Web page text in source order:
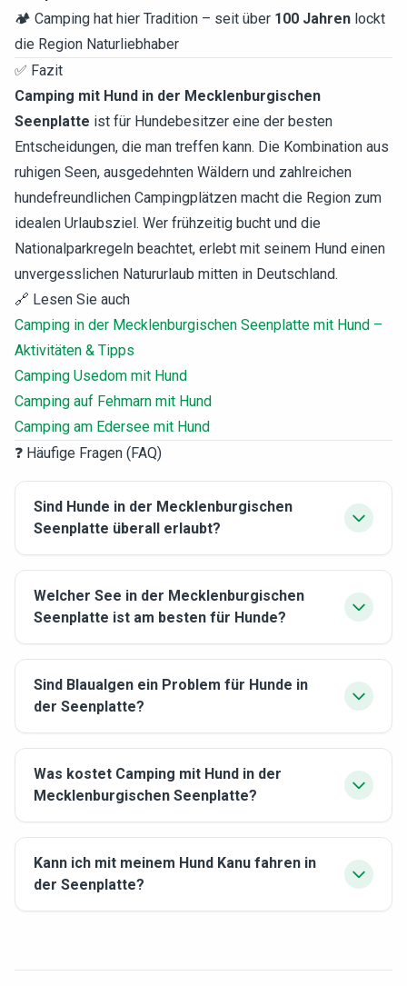
🏕️ Camping hat hier Tradition – seit über 100 Jahren lockt
die Region Naturliebhaber
✅ Fazit
Camping mit Hund in der Mecklenburgischen
Seenplatte ist für Hundebesitzer eine der besten
Entscheidungen, die man treffen kann. Die Kombination aus
ruhigen Seen, ausgedehnten Wäldern und zahlreichen
hundefreundlichen Campingplätzen macht die Region zum
idealen Urlaubsziel. Wer frühzeitig bucht und die
Nationalparkregeln beachtet, erlebt mit seinem Hund einen
unvergesslichen Natururlaub mitten in Deutschland.
🔗 Lesen Sie auch
Camping in der Mecklenburgischen Seenplatte mit Hund –
Aktivitäten & Tipps
Camping Usedom mit Hund
Camping auf Fehmarn mit Hund
Camping am Edersee mit Hund
❓ Häufige Fragen (FAQ)
Sind Hunde in der Mecklenburgischen
Seenplatte überall erlaubt?
Welcher See in der Mecklenburgischen
Seenplatte ist am besten für Hunde?
Sind Blaualgen ein Problem für Hunde in
der Seenplatte?
Was kostet Camping mit Hund in der
Mecklenburgischen Seenplatte?
Kann ich mit meinem Hund Kanu fahren in
der Seenplatte?